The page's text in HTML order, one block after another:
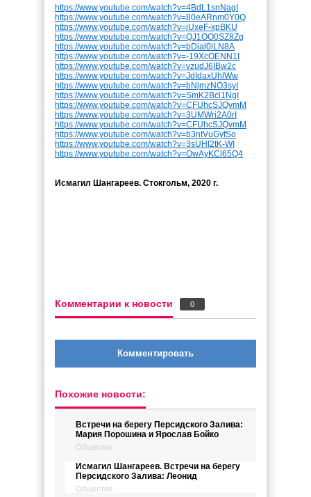
https://www.youtube.com/watch?v=4BdL1snNagI
https://www.youtube.com/watch?v=80eARnm0Y0Q
https://www.youtube.com/watch?v=jUxeF-xpBKU
https://www.youtube.com/watch?v=QJ1OO0SZ8Zg
https://www.youtube.com/watch?v=bDial0lLN8A
https://www.youtube.com/watch?v=-19XcOENN1I
https://www.youtube.com/watch?v=vzudJ6IBw2c
https://www.youtube.com/watch?v=JdIdaxUhlWw
https://www.youtube.com/watch?v=bNjmzNO3syI
https://www.youtube.com/watch?v=SmK2Bcl1NgI
https://www.youtube.com/watch?v=CFUhcSJQvmM
https://www.youtube.com/watch?v=3UMWri2A0rI
https://www.youtube.com/watch?v=CFUhcSJQvmM
https://www.youtube.com/watch?v=b3ntVuGyfSo
https://www.youtube.com/watch?v=3sUHI2tK-WI
https://www.youtube.com/watch?v=OwAyKCl65Q4
Исмагил Шангареев. Стокгольм, 2020 г.
Комментарии к новости 0
Комментировать
Похожие новости:
Встречи на берегу Персидского Залива:
Мария Порошина и Ярослав Бойко
Общество
Исмагил Шангареев. Встречи на берегу
Персидского Залива: Леонид
Общество